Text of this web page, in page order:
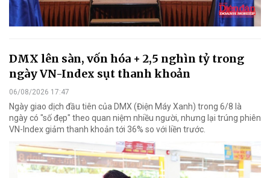
DMX lên sàn, vốn hóa + 2,5 nghìn tỷ trong
ngày VN-Index sụt thanh khoản
06/08/2026 17:47
Ngày giao dịch đầu tiên của DMX (Điện Máy Xanh) trong 6/8 là
ngày có "số đẹp" theo quan niệm nhiều người, nhưng lại trúng phiên
VN-Index giảm thanh khoản tới 36% so với liền trước.